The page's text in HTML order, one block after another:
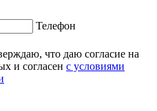
Телефон
что даю согласие на
и согласен с условиями